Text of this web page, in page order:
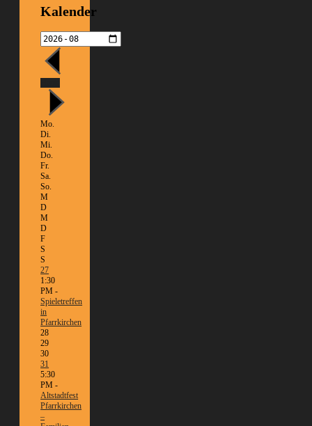
Kalender
Mo.
Di.
Mi.
Do.
Fr.
Sa.
So.
M
D
M
D
F
S
S
27
1:30
PM -
Spieletreffen
in
Pfarrkirchen
28
29
30
31
5:30
PM -
Altstadtfest
Pfarrkirchen
–